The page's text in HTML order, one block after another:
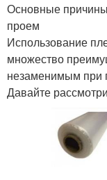
Основные
проем
Использование
множество
незаменимым при
Давайте